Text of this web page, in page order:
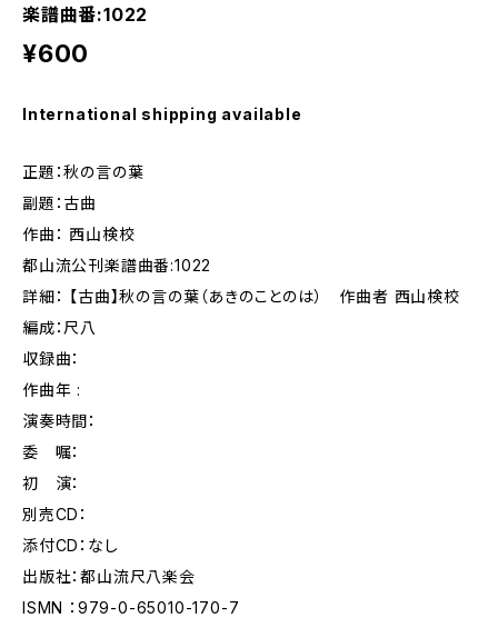
楽譜曲番:1022
¥600
International shipping available
正題：秋の言の葉
副題：古曲
作曲： 西山検校
都山流公刊楽譜曲番:1022
詳細： 【古曲】秋の言の葉（あきのことのは） 作曲者 西山検校
編成：尺八
収録曲：
作曲年 :
演奏時間：
委 嘱：
初 演：
別売CD：
添付CD：なし
出版社：都山流尺八楽会
ISMN ：979-0-65010-170-7